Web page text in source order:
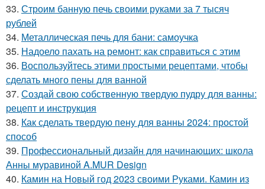
33. Строим банную печь своими руками за 7 тысяч
рублей
34. Металлическая печь для бани: самоучка
35. Надоело пахать на ремонт: как справиться с этим
36. Воспользуйтесь этими простыми рецептами, чтобы
сделать много пены для ванной
37. Создай свою собственную твердую пудру для ванны:
рецепт и инструкция
38. Как сделать твердую пену для ванны 2024: простой
способ
39. Профессиональный дизайн для начинающих: школа
Анны муравиной A.MUR Design
40. Камин на Новый год 2023 своими Руками. Камин из